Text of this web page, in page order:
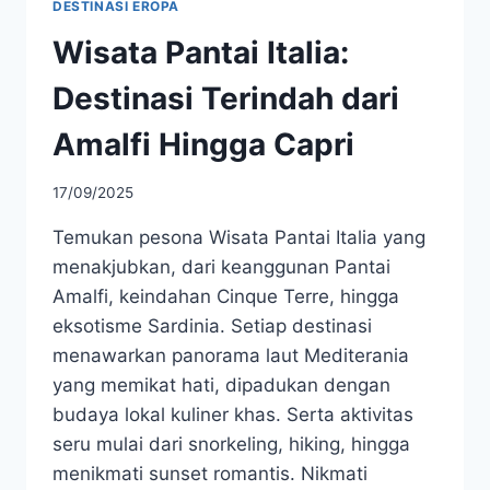
DESTINASI EROPA
Wisata Pantai Italia:
Destinasi Terindah dari
Amalfi Hingga Capri
17/09/2025
Temukan pesona Wisata Pantai Italia yang
menakjubkan, dari keanggunan Pantai
Amalfi, keindahan Cinque Terre, hingga
eksotisme Sardinia. Setiap destinasi
menawarkan panorama laut Mediterania
yang memikat hati, dipadukan dengan
budaya lokal kuliner khas. Serta aktivitas
seru mulai dari snorkeling, hiking, hingga
menikmati sunset romantis. Nikmati